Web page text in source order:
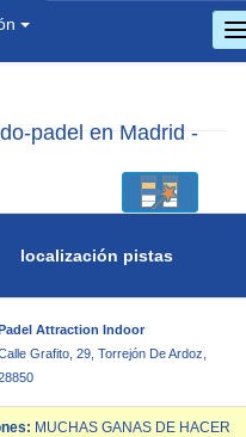
padel en Madrid -
localización pistas
Attraction Indoor
Grafito, 29, Torrejón De Ardoz,
MUCHAS GANAS DE HACER